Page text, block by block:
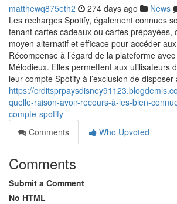
matthewq875eth2 274 days ago News
Les recharges Spotify, également connues
tenant cartes cadeaux ou cartes prépayées,
moyen alternatif et efficace pour accéder
Récompense à l’égard de la plateforme
Mélodieux. Elles permettent aux utilisateurs
leur compte Spotify à l’exclusion de disposer
https://
quelle-raison-avoir-recours-à-les-bien-
compte-spotify
Comments
Who Upvoted
Comments
Submit a Comment
No HTML